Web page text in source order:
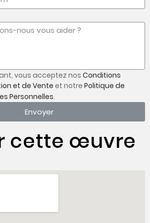
vous acceptez nos Conditions
et de Vente et notre Politique de
Personnelles.
Envoyer
cette œuvre